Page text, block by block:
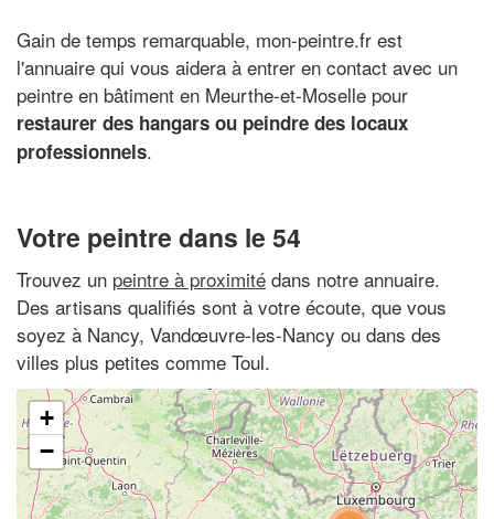
Gain de temps remarquable, mon-peintre.fr est
l'annuaire qui vous aidera à entrer en contact avec un
peintre en bâtiment en Meurthe-et-Moselle pour
restaurer des hangars ou peindre des locaux
professionnels.
Votre peintre dans le 54
Trouvez un peintre à proximité dans notre annuaire.
Des artisans qualifiés sont à votre écoute, que vous
soyez à Nancy, Vandœuvre-les-Nancy ou dans des
villes plus petites comme Toul.
+
−